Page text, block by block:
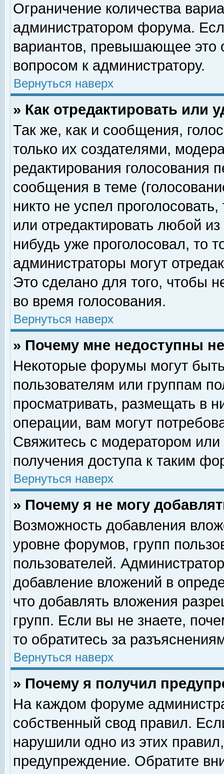
Ограничение количества
администратором форума.
вариантов, превышающее это
вопросом к администратору.
Вернуться наверх
» Как отредактировать или
Так же, как и сообщения,
только их создателями,
редактирования голосования
сообщения в теме
никто не успел
или отредактировать любой
нибудь уже проголосовал, то
администраторы могут
Это сделано для того, чтобы
во время голосования.
Вернуться наверх
» Почему мне недоступны
Некоторые форумы могут
пользователям или группам
просматривать, размещать в
операции, вам могут
Свяжитесь с модератором
получения доступа к таким
Вернуться наверх
» Почему я не могу
Возможность добавления
уровне форумов, групп
пользователей.
добавление вложений в
что добавлять вложения
групп. Если вы не знаете,
то обратитесь за
Вернуться наверх
» Почему я получил
На каждом форуме
собственный свод правил.
нарушили одно из этих
предупреждение. Обратите